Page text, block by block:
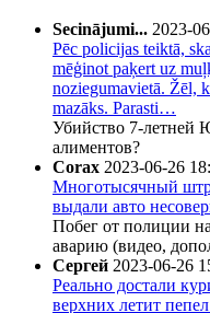
Secinājumi... 2023-
Pēc policijas teiktā,
mēģinot paķert uz
noziegumavietā. Žēl,
mazāks. Parasti…
Убийство 7-летней
алиментов?
Corax 2023-06-26
Многотысячный
выдали авто
Побег от полиции
аварию (видео,
Сергей 2023-06-26
Реально достали
верхних летит